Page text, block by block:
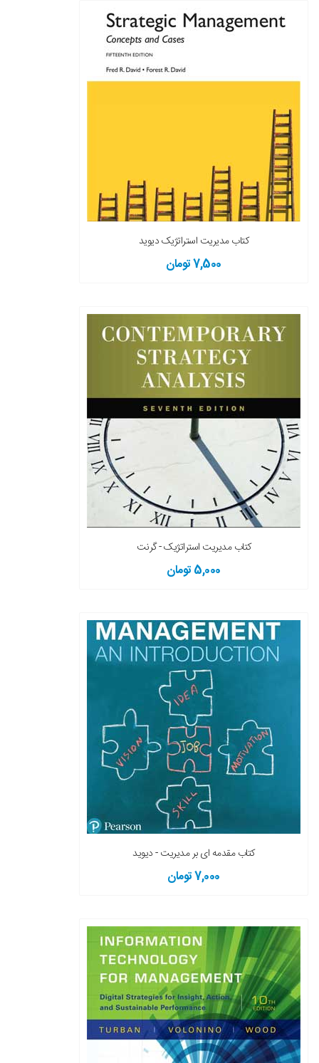
کتاب مدیریت استراتژیک دیوید
7,500 تومان
کتاب مدیریت استراتژیک - گرنت
5,000 تومان
کتاب مقدمه ای بر مدیریت - دیوید
7,000 تومان